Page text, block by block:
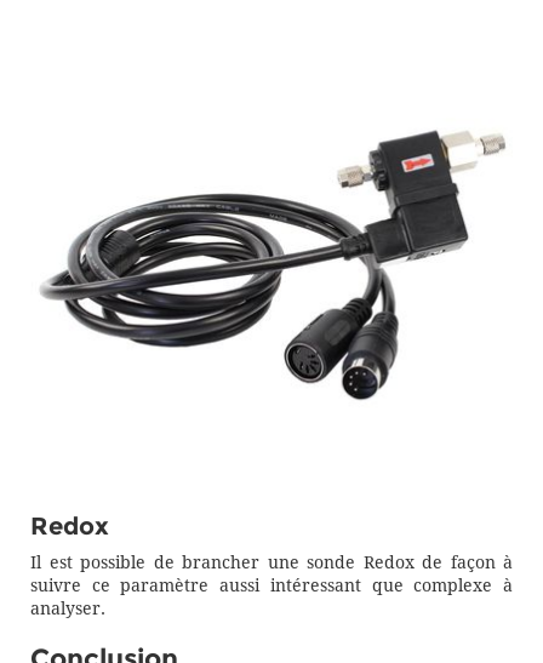
Redox
Il est possible de brancher une sonde Redox de façon à
suivre ce paramètre aussi intéressant que complexe à
analyser.